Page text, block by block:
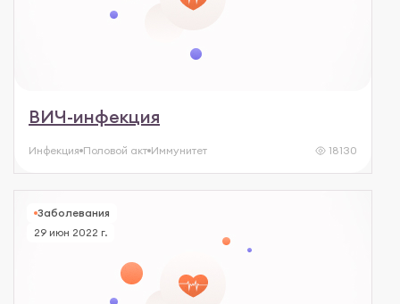
ВИЧ-инфекция
Инфекция Половой акт Иммунитет 18130
Заболевания
29 июн 2022 г.